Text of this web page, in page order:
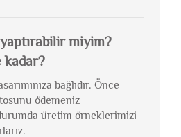
miyim?
kadar?
bağlıdır. Önce
ödemeniz
üretim örneklerimizi